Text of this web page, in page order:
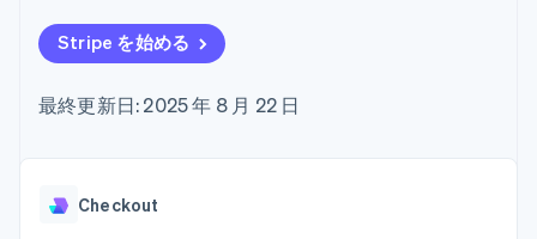
UI
Elements
ポーネント
決済手段
済手段を利用
対面支払い
消費税と
VAT の自動
Recognition
自動化
アプリ内決済
マーケットプレイス
資金管理
SaaS
マーケットプレイスを構
築する
サブスクリプションを管
従量課金請求を提供
のカードを発行
Stripe を始める
最終更新日: 2025 年 8 月 22 日
Checkout